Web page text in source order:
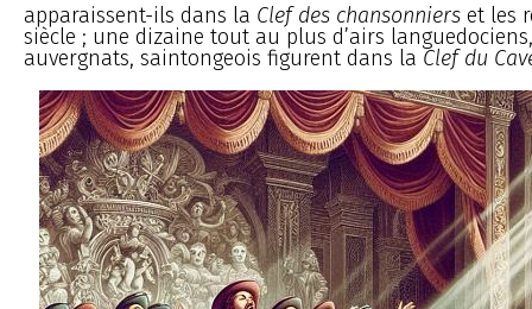
apparaissent-ils dans la Clef des chansonniers et les
siècle ; une dizaine tout au plus d’airs
auvergnats, saintongeois figurent dans la Clef du